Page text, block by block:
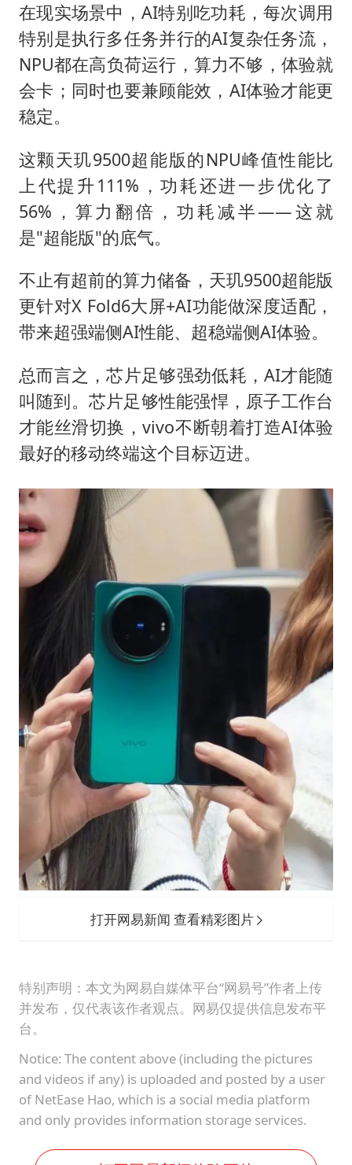
在现实场景中，AI特别吃功耗，每次调用
特别是执行多任务并行的AI复杂任务流，
NPU都在高负荷运行，算力不够，体验就
会卡；同时也要兼顾能效，AI体验才能更
稳定。
这颗天玑9500超能版的NPU峰值性能比
上代提升111%，功耗还进一步优化了
56%，算力翻倍，功耗减半——这就
是"超能版"的底气。
不止有超前的算力储备，天玑9500超能版
更针对X Fold6大屏+AI功能做深度适配，
带来超强端侧AI性能、超稳端侧AI体验。
总而言之，芯片足够强劲低耗，AI才能随
叫随到。芯片足够性能强悍，原子工作台
才能丝滑切换，vivo不断朝着打造AI体验
最好的移动终端这个目标迈进。
打开网易新闻 查看精彩图片
特别声明：本文为网易自媒体平台“网易号”作者上传
并发布，仅代表该作者观点。网易仅提供信息发布平
台。
Notice: The content above (including the pictures
and videos if any) is uploaded and posted by a user
of NetEase Hao, which is a social media platform
and only provides information storage services.